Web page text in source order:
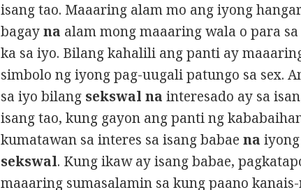
isang tao. Maaaring alam mo ang iyong
bagayna alam mong maaaring wala o para
ka sa iyo. Bilang kahalili ang panti ay
simbolo ng iyong pag-uugali patungo sa sex.
sa iyo bilang sekswal na interesado ay sa
isang tao, kung gayon ang panti ng
kumatawan sa interes sa isang babaena
sekswal. Kung ikaw ay isang babae,
maaaring sumasalamin sa kung paano kanais-